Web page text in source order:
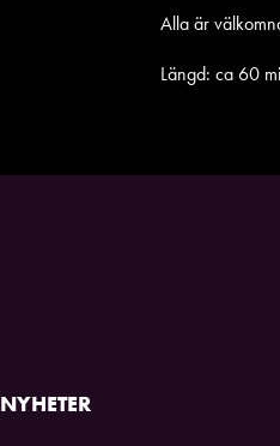
Alla är
Längd: ca 60
NYHETER